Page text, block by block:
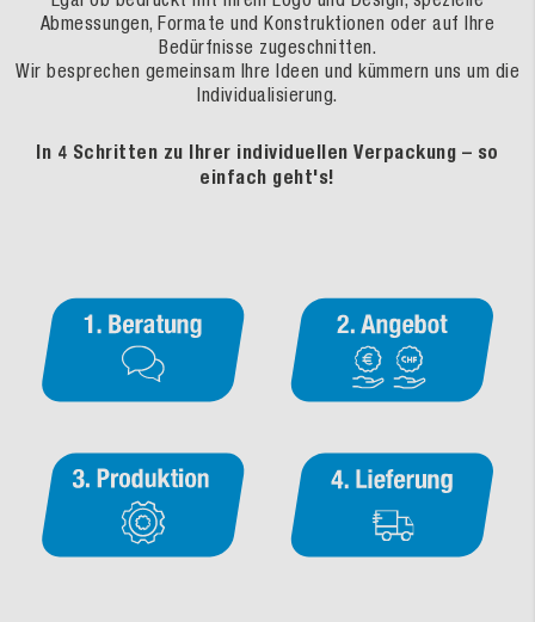
Abmessungen, Formate und Konstruktionen oder auf Ihre
Bedürfnisse zugeschnitten.
Wir besprechen gemeinsam Ihre Ideen und kümmern uns um die
Individualisierung.
In 4 Schritten zu Ihrer individuellen Verpackung – so
einfach geht's!